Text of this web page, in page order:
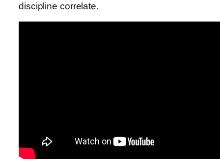
discipline correlate.